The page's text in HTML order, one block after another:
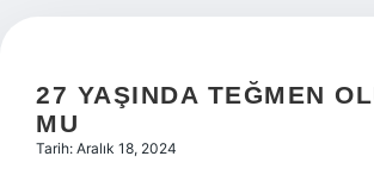
27 YAŞINDA TEĞMEN
MU
Tarih: Aralık 18, 2024